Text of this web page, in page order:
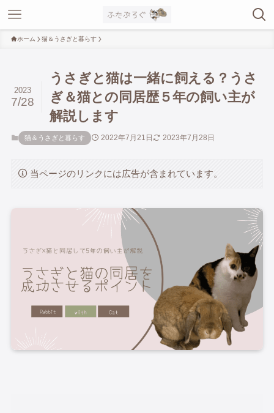
ホーム 猫＆うさぎと暮らす
うさぎと猫は一緒に飼える？うさ
ぎ＆猫との同居歴５年の飼い主が
解説します
2023
7/28
猫＆うさぎと暮らす 2022年7月21日 2023年7月28日
当ページのリンクには広告が含まれています。